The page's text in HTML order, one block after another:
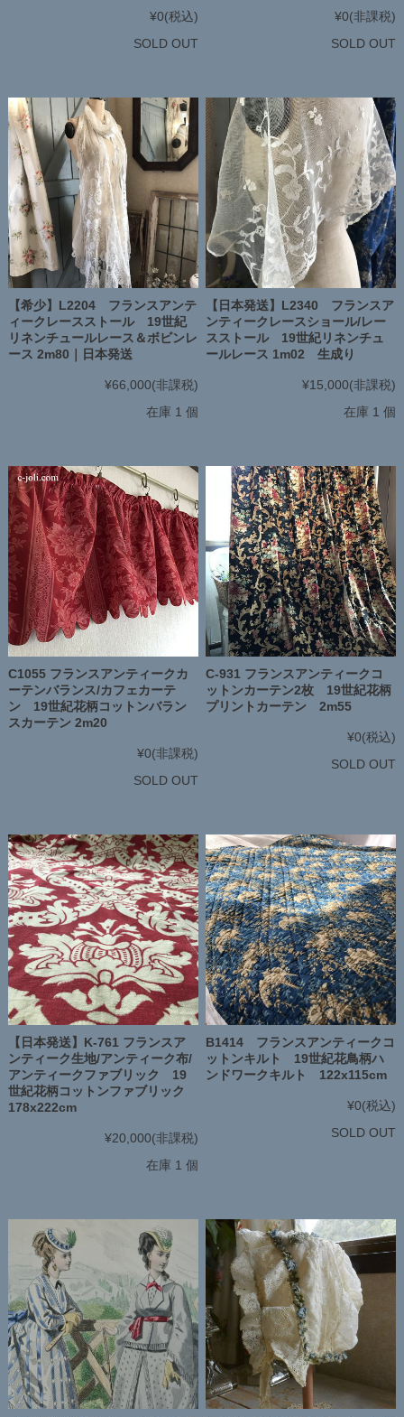
¥0(税込)
SOLD OUT
¥0(非課税)
SOLD OUT
【希少】L2204 フランスアンテ
ィークレースストール 19世紀
リネンチュールレース＆ボビンレ
ース 2m80｜日本発送
¥66,000(非課税)
在庫 1 個
【日本発送】L2340 フランスア
ンティークレースショール/レー
スストール 19世紀リネンチュ
ールレース 1m02 生成り
¥15,000(非課税)
在庫 1 個
C1055 フランスアンティークカ
ーテンバランス/カフェカーテ
ン 19世紀花柄コットンバラン
スカーテン 2m20
¥0(非課税)
SOLD OUT
C-931 フランスアンティークコ
ットンカーテン2枚 19世紀花柄
プリントカーテン 2m55
¥0(税込)
SOLD OUT
【日本発送】K-761 フランスア
ンティーク生地/アンティーク布/
アンティークファブリック 19
世紀花柄コットンファブリック
178x222cm
¥20,000(非課税)
在庫 1 個
B1414 フランスアンティークコ
ットンキルト 19世紀花鳥柄ハ
ンドワークキルト 122x115cm
¥0(税込)
SOLD OUT